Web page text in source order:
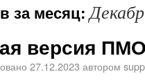
за месяц:
версия
27.12.2023 автором